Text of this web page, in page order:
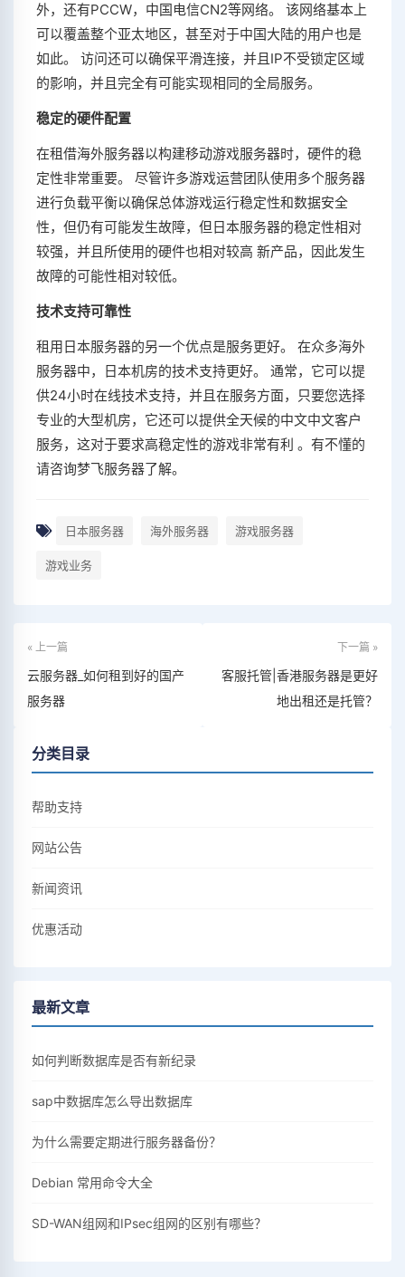
外，还有PCCW，中国电信CN2等网络。 该网络基本上
可以覆盖整个亚太地区，甚至对于中国大陆的用户也是
如此。 访问还可以确保平滑连接，并且IP不受锁定区域
的影响，并且完全有可能实现相同的全局服务。
稳定的硬件配置
在租借海外服务器以构建移动游戏服务器时，硬件的稳
定性非常重要。 尽管许多游戏运营团队使用多个服务器
进行负载平衡以确保总体游戏运行稳定性和数据安全
性，但仍有可能发生故障，但日本服务器的稳定性相对
较强，并且所使用的硬件也相对较高 新产品，因此发生
故障的可能性相对较低。
技术支持可靠性
租用日本服务器的另一个优点是服务更好。 在众多海外
服务器中，日本机房的技术支持更好。 通常，它可以提
供24小时在线技术支持，并且在服务方面，只要您选择
专业的大型机房，它还可以提供全天候的中文中文客户
服务，这对于要求高稳定性的游戏非常有利 。有不懂的
请咨询梦飞服务器了解。
日本服务器 海外服务器 游戏服务器
游戏业务
« 上一篇
云服务器_如何租到好的国产
服务器
下一篇 »
客服托管|香港服务器是更好
地出租还是托管？
分类目录
帮助支持
网站公告
新闻资讯
优惠活动
最新文章
如何判断数据库是否有新纪录
sap中数据库怎么导出数据库
为什么需要定期进行服务器备份？
Debian 常用命令大全
SD-WAN组网和IPsec组网的区别有哪些？